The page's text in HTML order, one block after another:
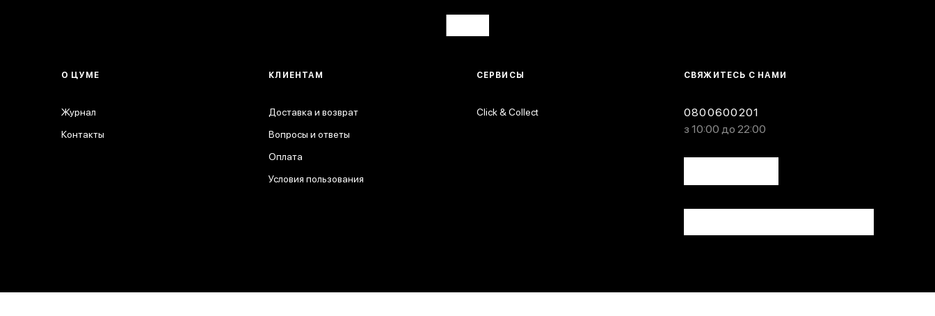
СВЯЖИТЕСЬ С НАМИ
0800600201
з 10:00 до 22:00
О ЦУМЕ
Журнал
Контакты
КЛИЕНТАМ
Доставка и возврат
Вопросы и ответы
Оплата
Условия пользования
СЕРВИСЫ
Click & Collect